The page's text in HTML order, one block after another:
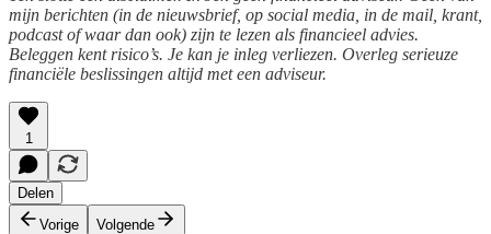
mijn berichten (in de nieuwsbrief, op social media, in de mail, krant,
podcast of waar dan ook) zijn te lezen als financieel advies.
Beleggen kent risico’s. Je kan je inleg verliezen. Overleg serieuze
financiële beslissingen altijd met een adviseur.
1
Delen
Vorige
Volgende